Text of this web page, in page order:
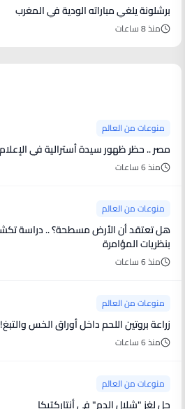
برشلونة يلغي مباراته الودية في المغرب
منذ 8 ساعات
منوعات من العالم
مصر .. حظر ظهور سيدة أسترالية في الإعلام بعد مزاعم خطيرة
منذ 6 ساعات
منوعات من العالم
هل تعتقد أن
بنظريات المؤامرة
منذ 6 ساعات
منوعات من العالم
زراعة بروتين اللحم داخل أوراق الخس والتبغ!
منذ 6 ساعات
منوعات من العالم
حل لغز "شلال الدم" في أنتاركتيكا